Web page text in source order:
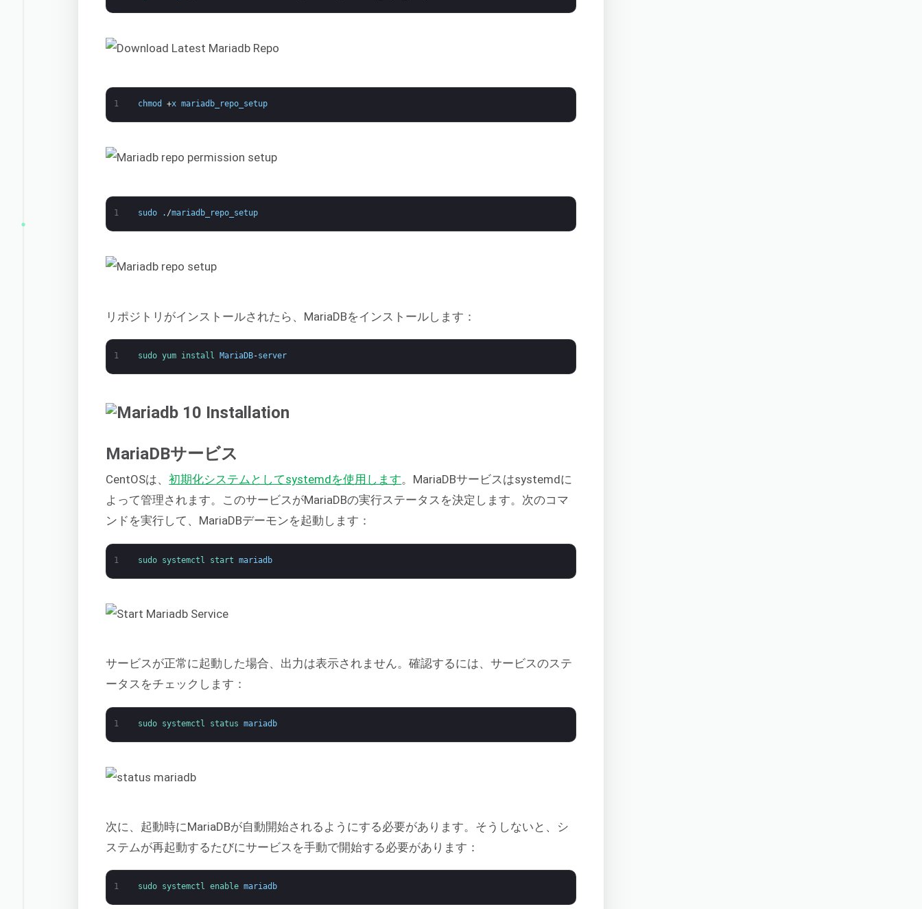
1 chmod +x mariadb_repo_setup
1 sudo . /mariadb_repo_setup
リポジトリがインストールされたら、MariaDBをインストールします：
1 sudo yum install MariaDB-server
MariaDBサービス
CentOSは、初期化システムとしてsystemdを使用します。MariaDBサービスはsystemdに
よって管理されます。このサービスがMariaDBの実行ステータスを決定します。次のコマ
ンドを実行して、MariaDBデーモンを起動します：
1 sudo systemctl start mariadb
サービスが正常に起動した場合、出力は表示されません。確認するには、サービスのステ
ータスをチェックします：
1 sudo systemctl status mariadb
次に、起動時にMariaDBが自動開始されるようにする必要があります。そうしないと、シ
ステムが再起動するたびにサービスを手動で開始する必要があります：
1 sudo systemctl enable mariadb